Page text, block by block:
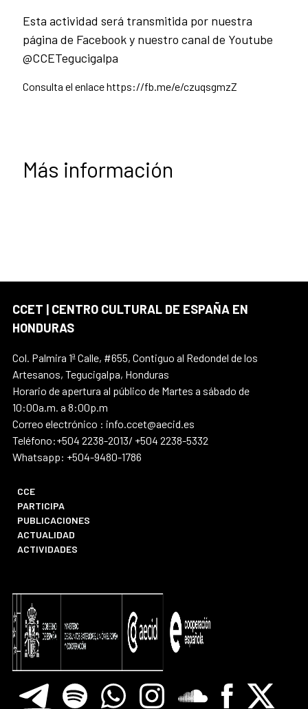
Esta actividad será transmitida por nuestra
página de Facebook y nuestro canal de Youtube
@CCETegucigalpa
Consulta el enlace https://fb.me/e/czuqsgmzZ
Más información
CCET | CENTRO CULTURAL DE ESPAÑA EN
HONDURAS
Col. Palmira 1ª Calle, #655, Contiguo al Redondel de los
Artesanos, Tegucigalpa, Honduras
Horario de apertura al público de Martes a sábado de
10:00a.m. a 8:00p.m
Correo electrónico : info.ccet@aecid.es
Teléfono:+504 2238-2013/ +504 2238-5332
Whatsapp: +504-9480-1786
CCE
PARTICIPA
PUBLICACIONES
ACTUALIDAD
ACTIVIDADES
TelegramSpotify WhatsappInstagramSoundcloreFacebook
X